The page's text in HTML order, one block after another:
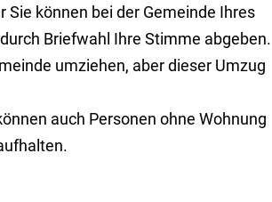
können bei der Gemeinde Ihres
Briefwahl Ihre Stimme abgeben.
umziehen, aber dieser Umzug
auch Personen ohne Wohnung